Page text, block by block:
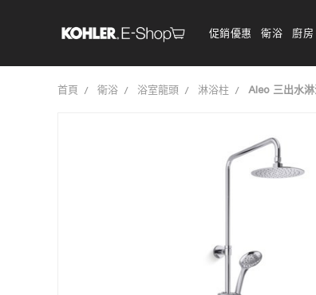
促銷優惠 衛浴 廚房
首頁 衛浴 浴室龍頭 淋浴柱 Aleo 三出水